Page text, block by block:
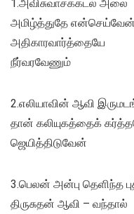
1.அவிசுவாசக்கடல் அலை
அமிழ்த்துதே என்செய்வேன்
அதிகாரவார்த்தையே
நீர்வரவேணும்
2.எலியாவின் ஆவி
தான் கலியுகத்தைக்
ஜெயித்திடுவேன்
3.பெலன் அன்பு தெளிந்த
திருசுதன் ஆவி – வந்தால்